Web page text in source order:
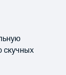
скучных